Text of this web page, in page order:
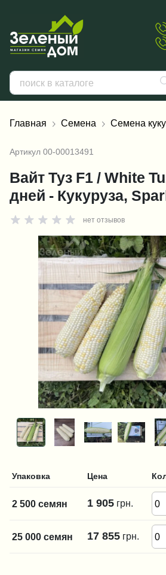
Главная Семена Семена
Артикул 00-00013491
Вайт Туз F1 / White
дней - Кукуруза,
нет отзывов
Упаковка Цена
2 500 семян 1 905 грн.
25 000 семян 17 855 грн.